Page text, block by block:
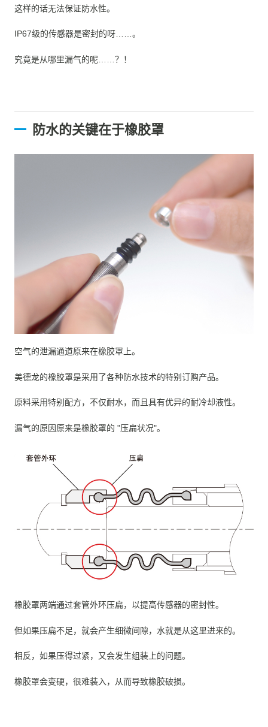
这样的话无法保证防水性。
IP67级的传感器是密封的呀……。
究竟是从哪里漏气的呢……？！
防水的关键在于橡胶罩
空气的泄漏通道原来在橡胶罩上。
美德龙的橡胶罩是采用了各种防水技术的特别订购产品。
原料采用特别配方，不仅耐水，而且具有优异的耐冷却液性。
漏气的原因原来是橡胶罩的 "压扁状况"。
橡胶罩两端通过套管外环压扁，以提高传感器的密封性。
但如果压扁不足，就会产生细微间隙，水就是从这里进来的。
相反，如果压得过紧，又会发生组装上的问题。
橡胶罩会变硬，很难装入，从而导致橡胶破损。